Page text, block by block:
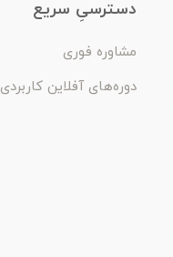
دسترسیِ سریع
مشاوره فوری
دوره‌های آفلاین کاربردی